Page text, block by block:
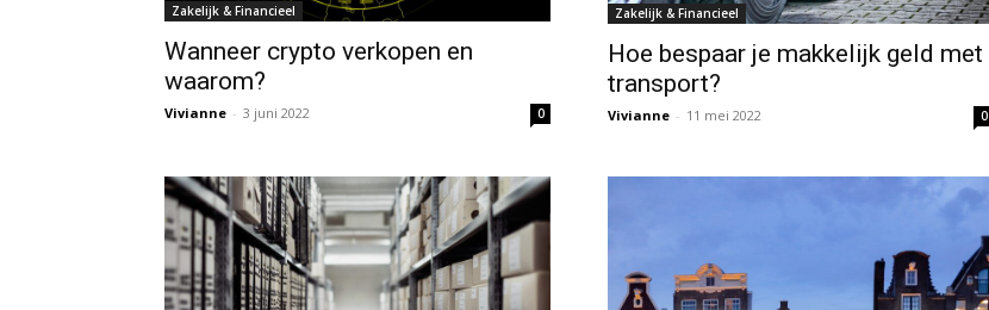
Zakelijk & Financieel
Wanneer crypto verkopen en
waarom?
Vivianne - 3 juni 2022 0
Zakelijk & Financieel
Hoe bespaar je makkelijk geld met
transport?
Vivianne - 11 mei 2022 0